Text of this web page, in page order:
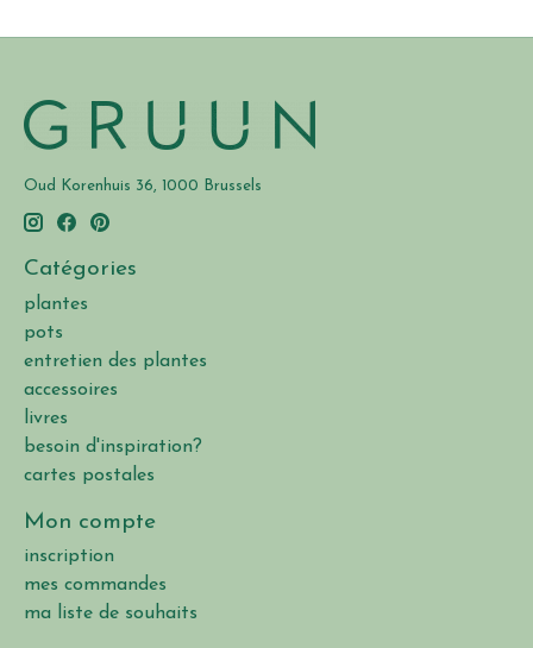
Oud Korenhuis 36, 1000 Brussels
Catégories
plantes
pots
entretien des plantes
accessoires
livres
besoin d'inspiration?
cartes postales
Mon compte
inscription
mes commandes
ma liste de souhaits